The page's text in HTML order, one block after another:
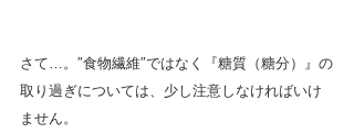
さて…。″食物繊維″ではなく『糖質（糖分）』の
取り過ぎについては、少し注意しなければいけ
ません。